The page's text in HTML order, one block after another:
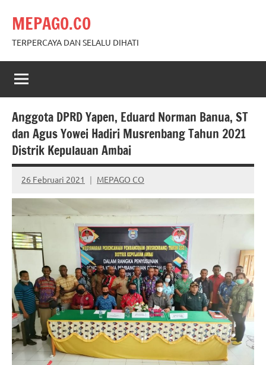
content
MEPAGO.CO
TERPERCAYA DAN SELALU DIHATI
Anggota DPRD Yapen, Eduard Norman Banua, ST
dan Agus Yowei Hadiri Musrenbang Tahun 2021
Distrik Kepulauan Ambai
26 Februari 2021 MEPAGO CO
No
comments